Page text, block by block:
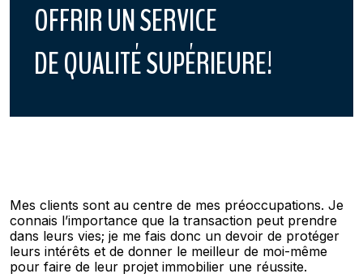
OFFRIR UN SERVICE
DE QUALITÉ SUPÉRIEURE!
Mes clients sont au centre de mes préoccupations. Je
connais l’importance que la transaction peut prendre
dans leurs vies; je me fais donc un devoir de protéger
leurs intérêts et de donner le meilleur de moi-même
pour faire de leur projet immobilier une réussite.